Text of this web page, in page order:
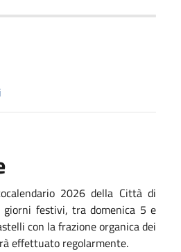
2026 della Città di
giorni festivi, tra domenica 5 e
con la frazione organica dei
effettuato regolarmente.